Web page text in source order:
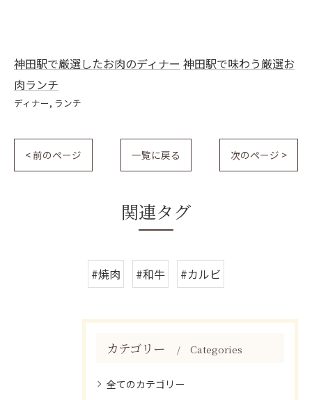
神田駅で厳選したお肉のディナー 神田駅で味わう厳選お
肉ランチ
ディナー ランチ
< 前のページ 一覧に戻る 次のページ >
関連タグ
#焼肉 #和牛 #カルビ
カテゴリー Categories
全てのカテゴリー